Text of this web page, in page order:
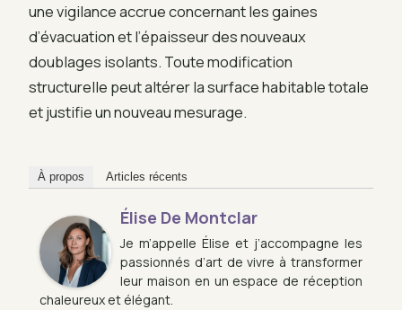
une vigilance accrue concernant les gaines
d’évacuation et l’épaisseur des nouveaux
doublages isolants. Toute modification
structurelle peut altérer la surface habitable totale
et justifie un nouveau mesurage.
À propos Articles récents
Élise De Montclar
Je m’appelle Élise et j’accompagne les
passionnés d’art de vivre à transformer
leur maison en un espace de réception
chaleureux et élégant.